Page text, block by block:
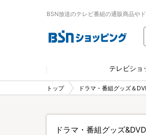
BSN放送のテレビ番組の通販商品や
テレビショ
トップ ドラマ・番組グッズ＆
ドラマ・番組グッズ&DVD